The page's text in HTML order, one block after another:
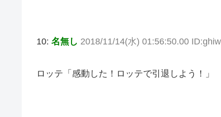
10: 名無し 2018/11/14(水) 01:56:50.00
ロッテ「感動した！ロッテで引退しよう！」